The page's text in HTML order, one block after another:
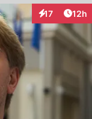
17
Interaktionen
12h